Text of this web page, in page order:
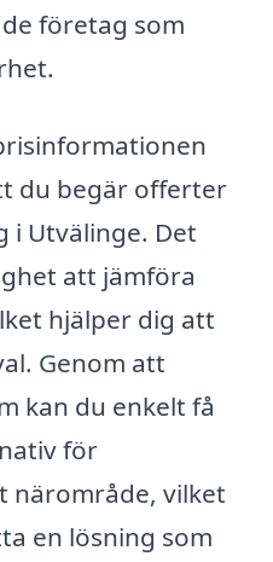
företag som
du begär offerter
i Utvälinge. Det
att jämföra
hjälper dig att
Genom att
kan du enkelt få
för
närområde, vilket
en lösning som